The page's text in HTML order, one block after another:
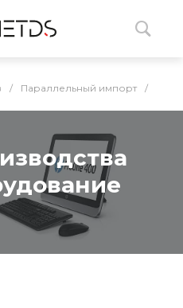
/ Параллельный импорт /